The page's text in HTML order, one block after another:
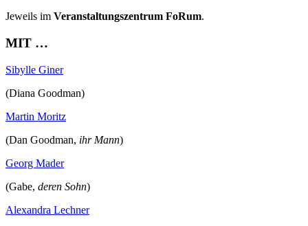
Jeweils im Veranstaltungszentrum FoRum.
MIT …
Sibylle Giner
(Diana Goodman)
Martin Moritz
(Dan Goodman, ihr Mann)
Georg Mader
(Gabe, deren Sohn)
Alexandra Lechner